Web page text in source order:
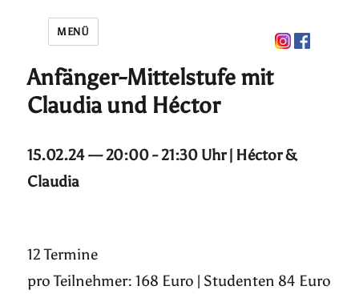
MENÜ
Anfänger-Mittelstufe mit
Claudia und Héctor
15.02.24 — 20:00 - 21:30 Uhr | Héctor &
Claudia
12 Termine
pro Teilnehmer: 168 Euro | Studenten 84 Euro